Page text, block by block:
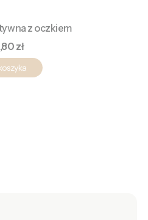
z oczkiem
zł